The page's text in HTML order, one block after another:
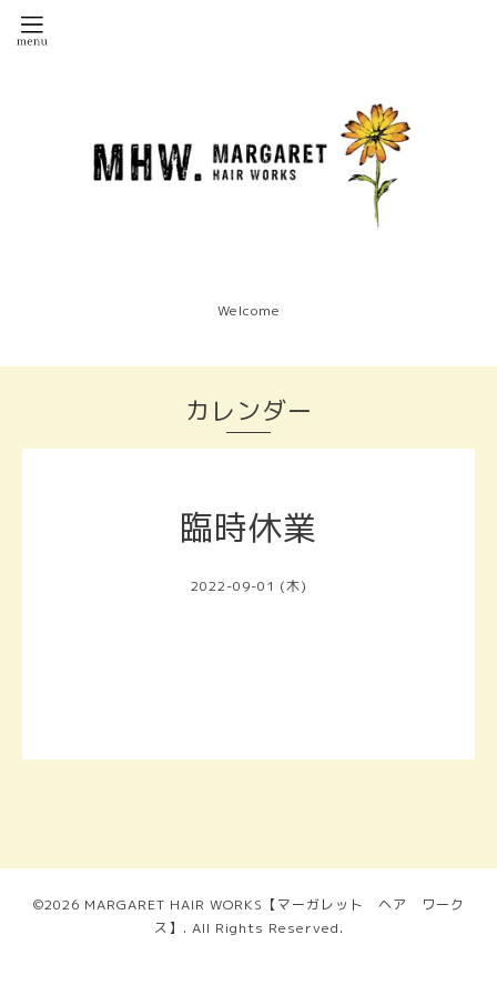
Welcome
カレンダー
臨時休業
2022-09-01 (木)
©2026 MARGARET HAIR WORKS【マーガレット ヘア ワーク
ス】 . All Rights Reserved.